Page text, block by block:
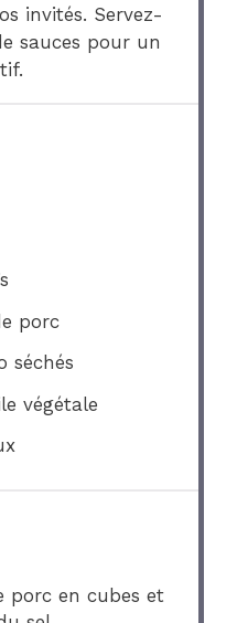
invités. Servez-
sauces pour un
porc
séchés
végétale
porc en cubes et